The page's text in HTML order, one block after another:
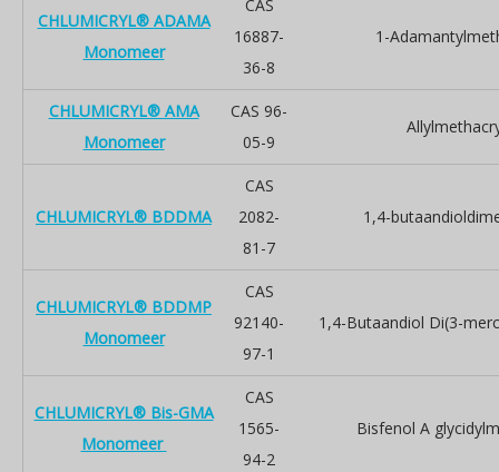
CHLUMICRYL® ADAMA
Monomeer
CAS
16887-
36-8
1-
CHLUMICRYL® AMA
Monomeer
CAS 96-
05-9
CHLUMICRYL® BDDMA
CAS
2082-
81-7
1,4-
CHLUMICRYL® BDDMP
Monomeer
CAS
92140-
97-1
1,4-Butaandiol Di(3-
CHLUMICRYL® Bis-GMA
Monomeer
CAS
1565-
94-2
Bisfenol A